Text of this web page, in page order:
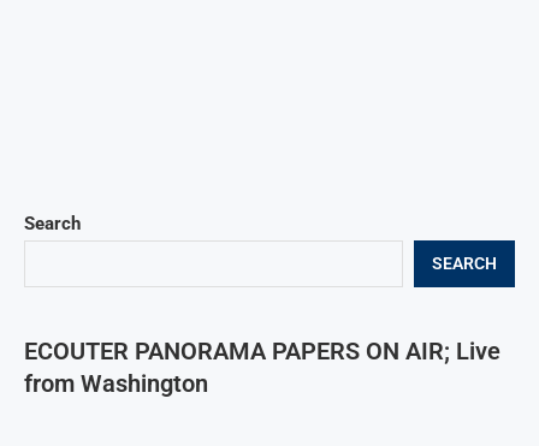
Search
SEARCH
ECOUTER PANORAMA PAPERS ON AIR; Live
from Washington